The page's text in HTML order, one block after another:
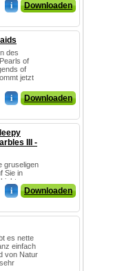
i Downloaden
des
of
of
jetzt
i Downloaden
III -
gruseligen
Sie in
i Downloaden
es nette
einfach
von Natur